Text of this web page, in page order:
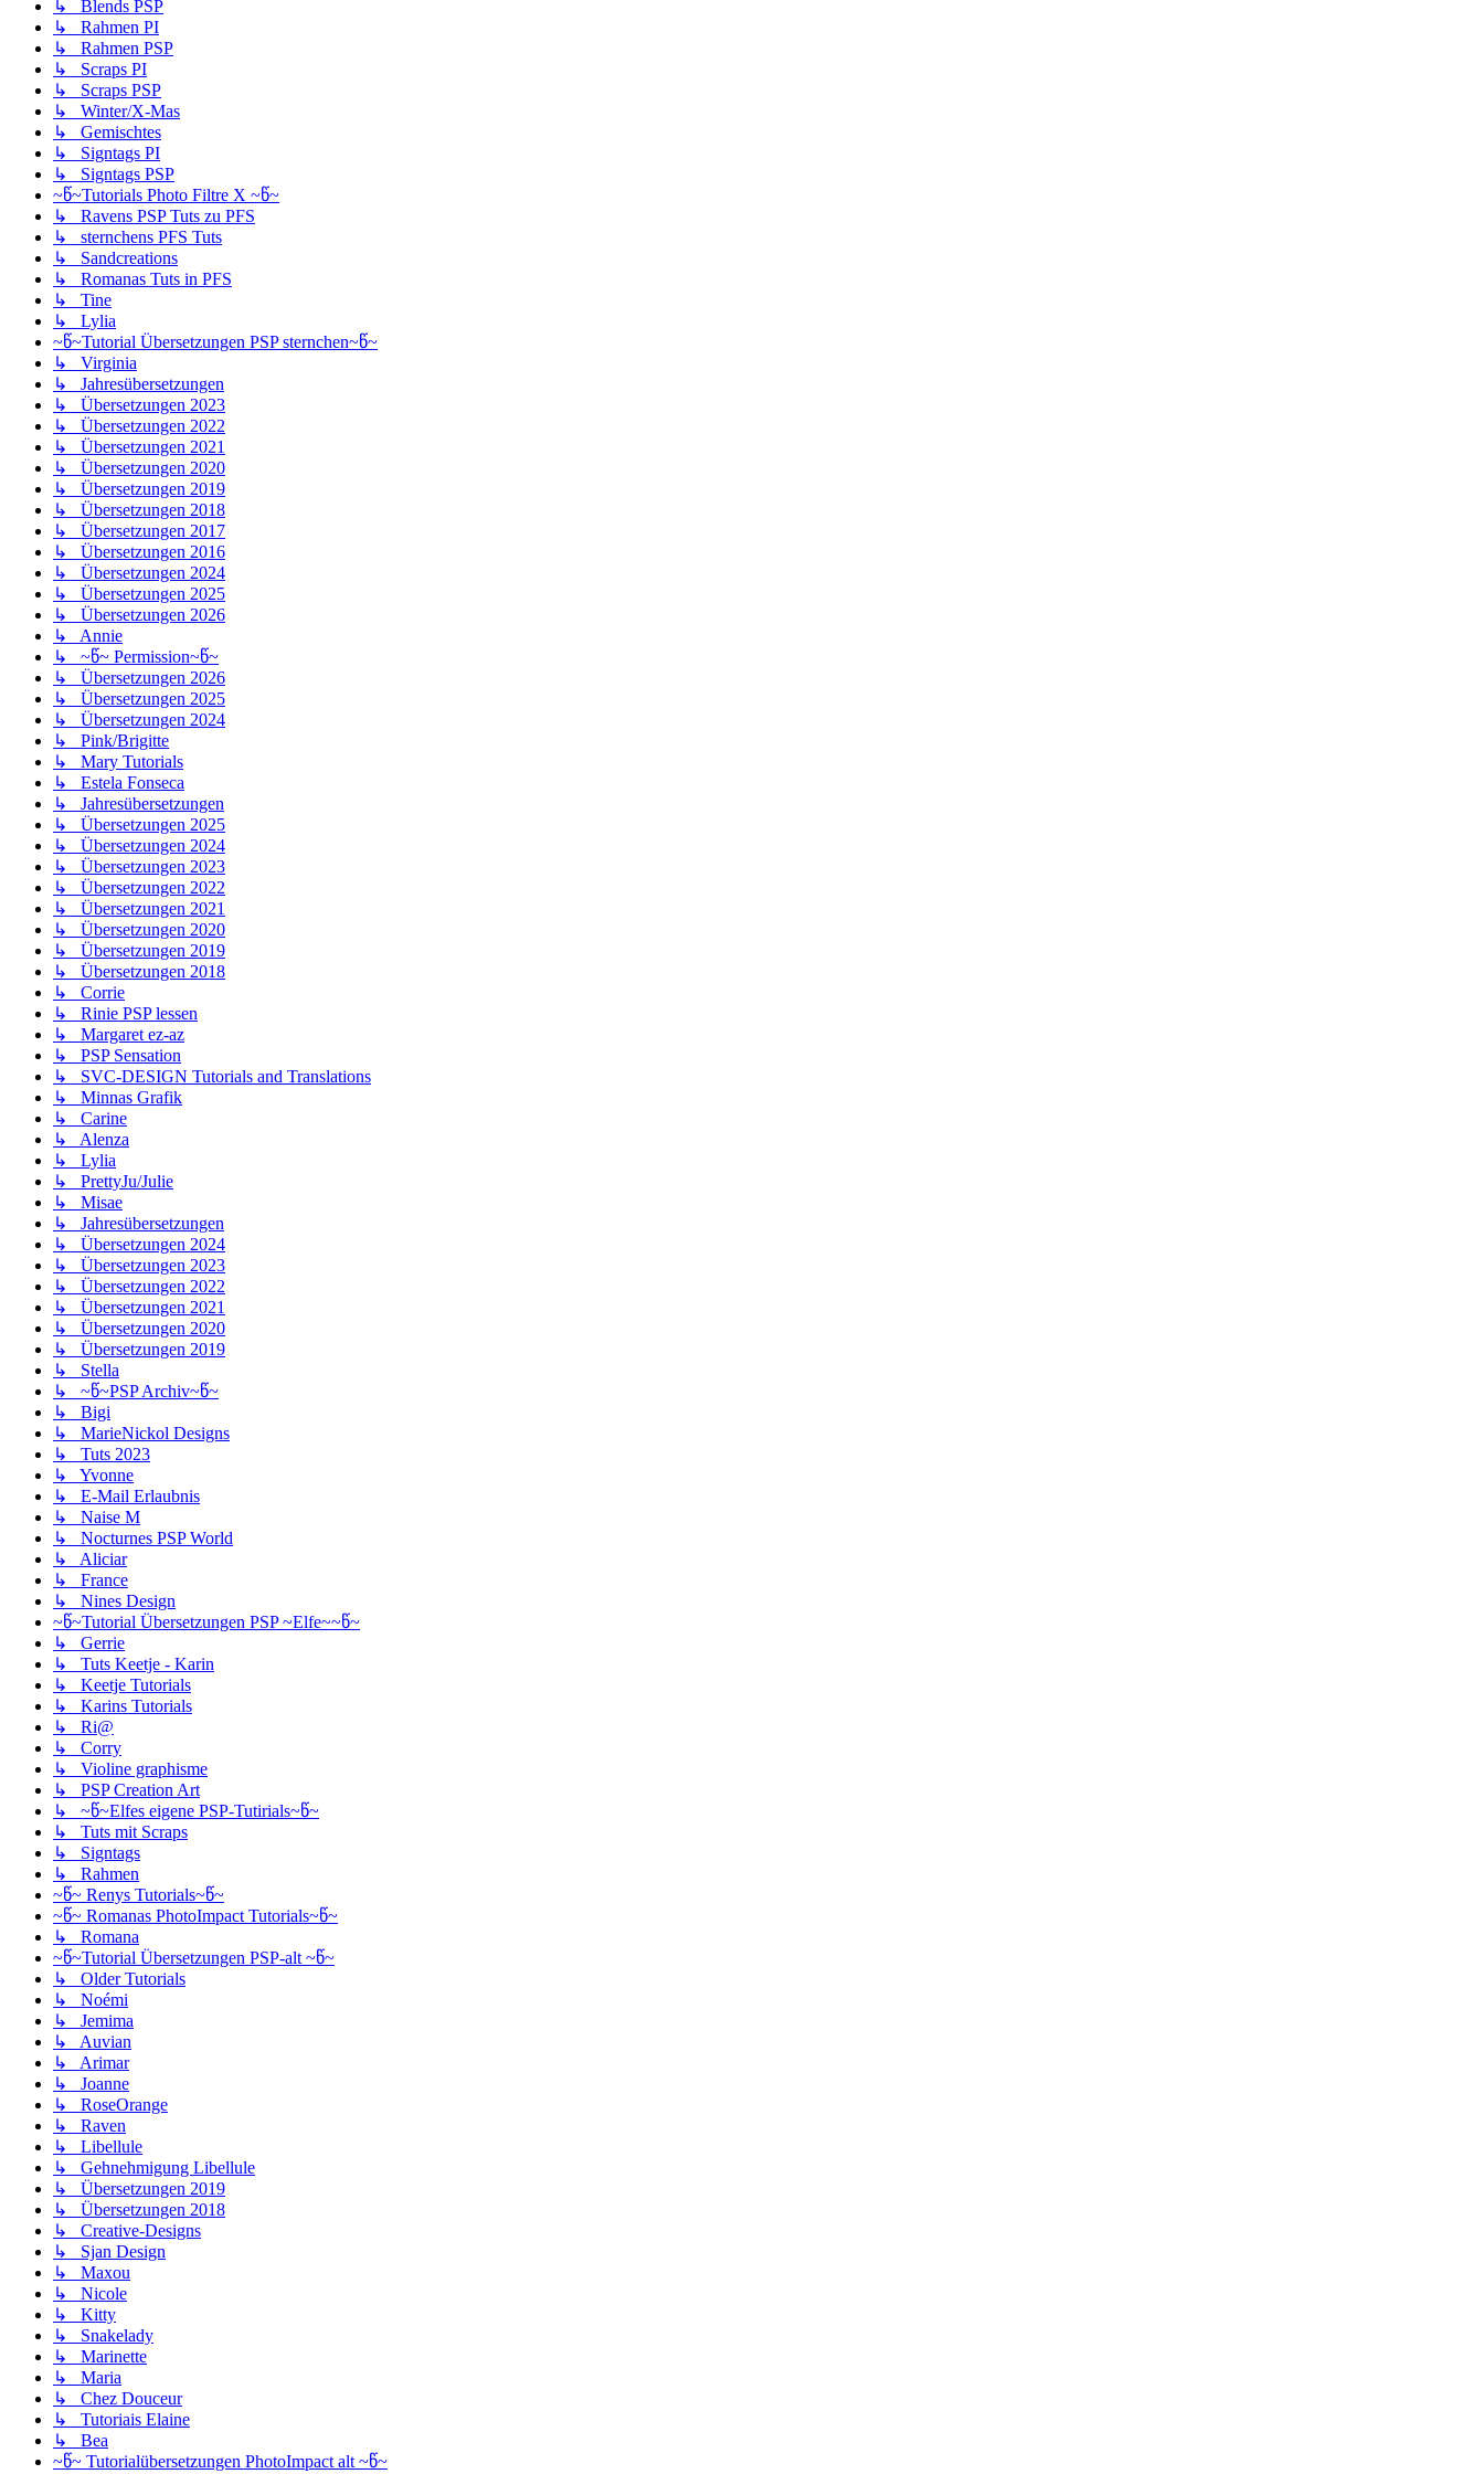
↳ Blends PSP
↳ Rahmen PI
↳ Rahmen PSP
↳ Scraps PI
↳ Scraps PSP
↳ Winter/X-Mas
↳ Gemischtes
↳ Signtags PI
↳ Signtags PSP
~წ~Tutorials Photo Filtre X ~წ~
↳ Ravens PSP Tuts zu PFS
↳ sternchens PFS Tuts
↳ Sandcreations
↳ Romanas Tuts in PFS
↳ Tine
↳ Lylia
~წ~Tutorial Übersetzungen PSP sternchen~წ~
↳ Virginia
↳ Jahresübersetzungen
↳ Übersetzungen 2023
↳ Übersetzungen 2022
↳ Übersetzungen 2021
↳ Übersetzungen 2020
↳ Übersetzungen 2019
↳ Übersetzungen 2018
↳ Übersetzungen 2017
↳ Übersetzungen 2016
↳ Übersetzungen 2024
↳ Übersetzungen 2025
↳ Übersetzungen 2026
↳ Annie
↳ ~წ~ Permission~წ~
↳ Übersetzungen 2026
↳ Übersetzungen 2025
↳ Übersetzungen 2024
↳ Pink/Brigitte
↳ Mary Tutorials
↳ Estela Fonseca
↳ Jahresübersetzungen
↳ Übersetzungen 2025
↳ Übersetzungen 2024
↳ Übersetzungen 2023
↳ Übersetzungen 2022
↳ Übersetzungen 2021
↳ Übersetzungen 2020
↳ Übersetzungen 2019
↳ Übersetzungen 2018
↳ Corrie
↳ Rinie PSP lessen
↳ Margaret ez-az
↳ PSP Sensation
↳ SVC-DESIGN Tutorials and Translations
↳ Minnas Grafik
↳ Carine
↳ Alenza
↳ Lylia
↳ PrettyJu/Julie
↳ Misae
↳ Jahresübersetzungen
↳ Übersetzungen 2024
↳ Übersetzungen 2023
↳ Übersetzungen 2022
↳ Übersetzungen 2021
↳ Übersetzungen 2020
↳ Übersetzungen 2019
↳ Stella
↳ ~წ~PSP Archiv~წ~
↳ Bigi
↳ MarieNickol Designs
↳ Tuts 2023
↳ Yvonne
↳ E-Mail Erlaubnis
↳ Naise M
↳ Nocturnes PSP World
↳ Aliciar
↳ France
↳ Nines Design
~წ~Tutorial Übersetzungen PSP ~Elfe~~წ~
↳ Gerrie
↳ Tuts Keetje - Karin
↳ Keetje Tutorials
↳ Karins Tutorials
↳ Ri@
↳ Corry
↳ Violine graphisme
↳ PSP Creation Art
↳ ~წ~Elfes eigene PSP-Tutirials~წ~
↳ Tuts mit Scraps
↳ Signtags
↳ Rahmen
~წ~ Renys Tutorials~წ~
~წ~ Romanas PhotoImpact Tutorials~წ~
↳ Romana
~წ~Tutorial Übersetzungen PSP-alt ~წ~
↳ Older Tutorials
↳ Noémi
↳ Jemima
↳ Auvian
↳ Arimar
↳ Joanne
↳ RoseOrange
↳ Raven
↳ Libellule
↳ Gehnehmigung Libellule
↳ Übersetzungen 2019
↳ Übersetzungen 2018
↳ Creative-Designs
↳ Sjan Design
↳ Maxou
↳ Nicole
↳ Kitty
↳ Snakelady
↳ Marinette
↳ Maria
↳ Chez Douceur
↳ Tutoriais Elaine
↳ Bea
~წ~ Tutorialübersetzungen PhotoImpact alt ~წ~